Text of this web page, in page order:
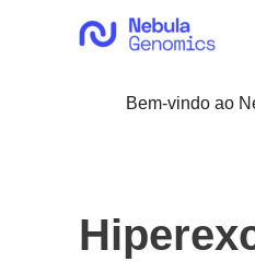
Bem-vindo ao